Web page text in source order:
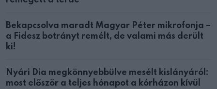
Bekapcsolva maradt Magyar Péter mikrofonja –
a Fidesz botrányt remélt, de valami más derült
ki!
Nyári Dia megkönnyebbülve mesélt kislányáról:
most először a teljes hónapot a kórházon kívül